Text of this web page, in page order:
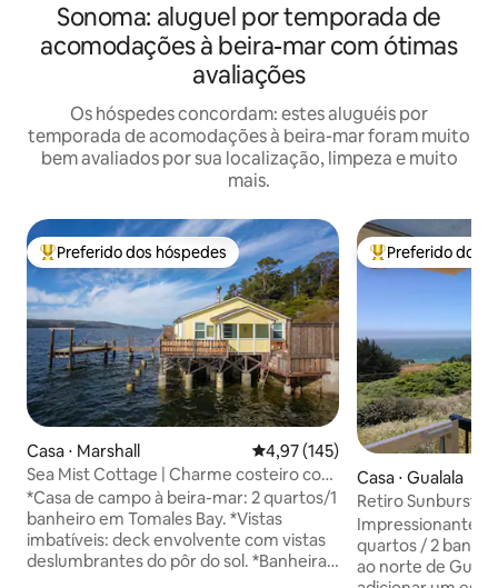
Sonoma: aluguel por temporada de
acomodações à beira-mar com ótimas
avaliações
Os hóspedes concordam: estes aluguéis por
temporada de acomodações à beira-mar foram muito
bem avaliados por sua localização, limpeza e muito
mais.
Entre os melhores preferidos dos hóspedes
Preferido dos hóspedes
Casa ⋅ Marshall 4,97 de uma avaliação média de
4,97 (145)
Sea Mist Cottage | Charme costeiro com
vistas deslumbrantes
*Casa de campo à beira-mar: 2 quartos/1
banheiro em Tomales Bay. *Vistas
imbatíveis: deck envolvente com vistas
deslumbrantes do pôr do sol. *Banheira
Entre os
Preferido dos
Casa ⋅ Gualala
Retiro Sunburst
Impressionante
quartos / 2
ao norte de